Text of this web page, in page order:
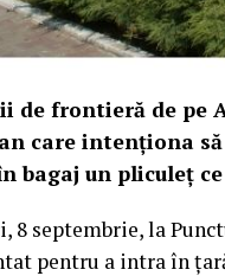
de frontieră de pe
care intenţiona
bagaj un pliculeţ
8 septembrie, la
pentru a intra în